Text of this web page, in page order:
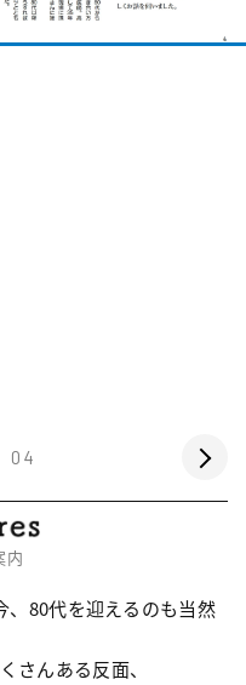
04
内
、80代を迎えるのも当然
さんある反面、